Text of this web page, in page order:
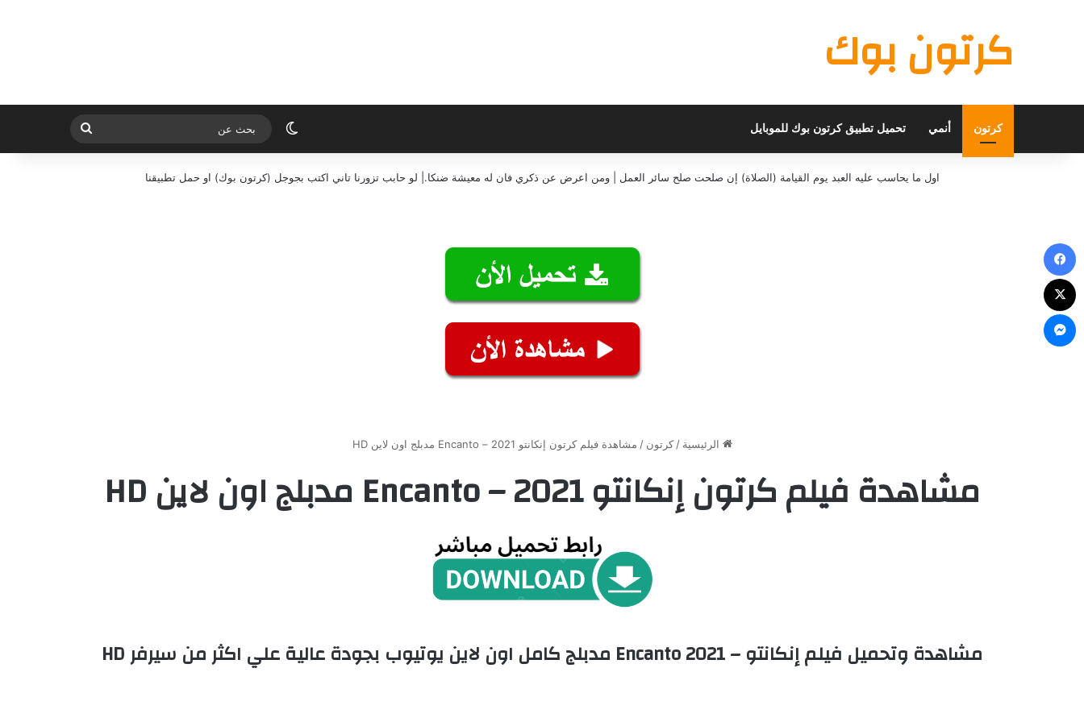
كرتون بوك
كرتون أنمي تحميل تطبيق كرتون بوك للموبايل الوضع المظلم
بحث
عن
اول ما يحاسب عليه العبد يوم القيامة (الصلاة) إن صلحت صلح سائر العمل | ومن اعرض عن ذكري فان له معيشة ضنكا.| لو حابب تزورنا تاني اكتب بجوجل (كرتون بوك) او حمل تطبيقنا
الرئيسية / كرتون / مشاهدة فيلم كرتون إنكانتو 2021 – Encanto مدبلج اون لاين HD
مشاهدة فيلم كرتون إنكانتو 2021 – Encanto مدبلج اون لاين HD
مشاهدة وتحميل فيلم إنكانتو – Encanto 2021 مدبلج كامل اون لاين يوتيوب بجودة عالية علي اكثر من سيرفر HD